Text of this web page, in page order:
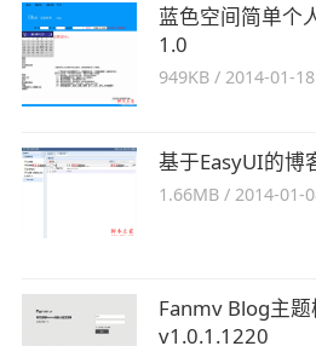
蓝色空间简单个
1.0
949KB / 2014-01-18
基于EasyUI的博
1.66MB /2014-01-
Fanmv Blog主
v1.0.1.1220